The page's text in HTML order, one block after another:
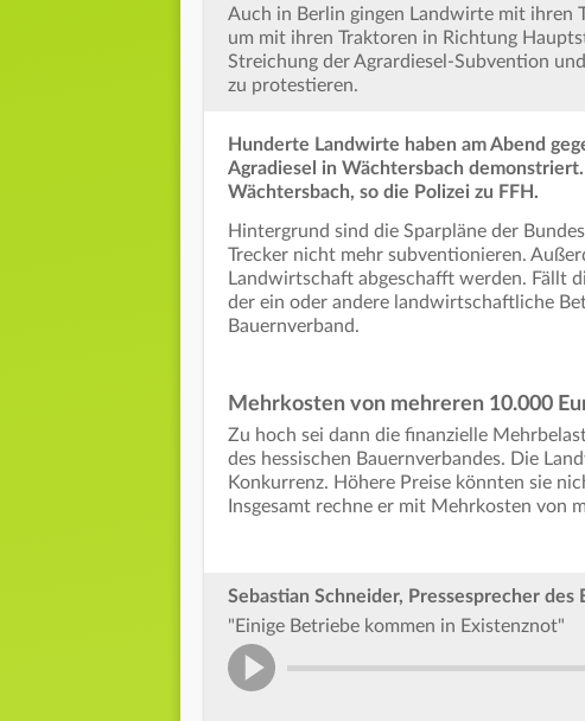
Auch in Berlin gingen Landwirte mit ihren
um mit ihren Traktoren in Richtung
Streichung der Agrardiesel-Subvention
zu protestieren.
Hunderte Landwirte haben am Abend
Agradiesel in Wächtersbach
Wächtersbach, so die Polizei zu FFH.
Hintergrund sind die Sparpläne der
Trecker nicht mehr subventionieren.
Landwirtschaft abgeschafft werden. Fällt
der ein oder andere landwirtschaftliche
Bauernverband.
Mehrkosten von mehreren 10.000
Zu hoch sei dann die finanzielle
des hessischen Bauernverbandes. Die
Konkurrenz. Höhere Preise könnten sie
Insgesamt rechne er mit Mehrkosten von
Sebastian Schneider, Pressesprecher des
"Einige Betriebe kommen in Existenznot"